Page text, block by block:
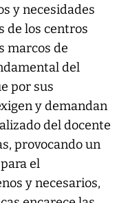
y necesidades
de los centros
marcos de
del
por sus
y demandan
del docente
provocando un
el
y necesarios,